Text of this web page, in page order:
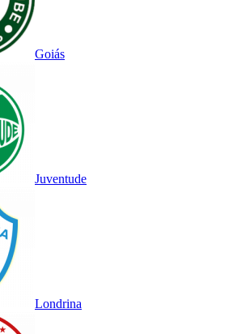
Goiás
Juventude
Londrina